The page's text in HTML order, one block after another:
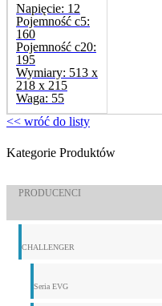
Napięcie: 12
Pojemność c5:
160
Pojemność c20:
195
Wymiary: 513 x
218 x 215
Waga: 55
<< wróć do listy
Kategorie Produktów
PRODUCENCI
CHALLENGER
Seria EVG